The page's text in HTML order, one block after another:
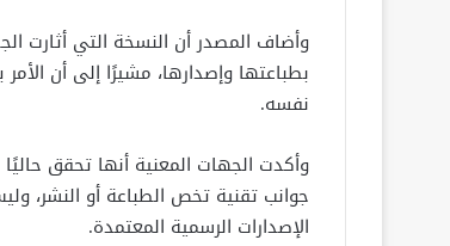
بطباعتها وإصدارها، مشيرًا إلى أن
نفسه.
وأكدت الجهات المعنية أنها تحقق حاليًا
جوانب تقنية تخص الطباعة أو النشر،
الإصدارات الرسمية المعتمدة.